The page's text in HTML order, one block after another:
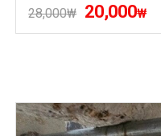
28,000₩ 20,000₩